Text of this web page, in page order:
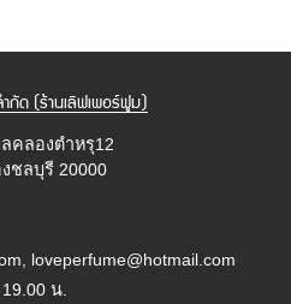
กัด (ร้านเลิฟเพอร์ฟูม)
คลองตำหรุ12
ชลบุรี 20000
loveperfume@hotmail.com
น.